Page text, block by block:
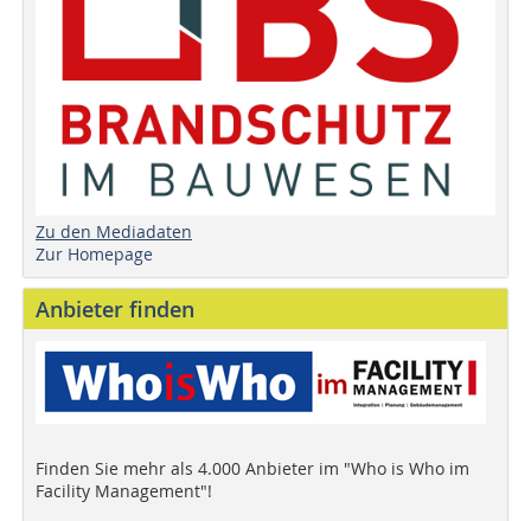
Zu den Mediadaten
Zur Homepage
Anbieter finden
Finden Sie mehr als 4.000 Anbieter im "Who is Who im
Facility Management"!